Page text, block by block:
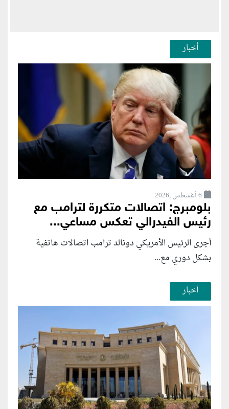
أخبار
6 أغسطس ,2026
بلومبرج: اتصالات متكررة لترامب مع
رئيس الفيدرالي تعكس مساعي...
أجرى الرئيس الأمريكي دونالد ترامب اتصالات هاتفية
بشكل دوري مع...
أخبار